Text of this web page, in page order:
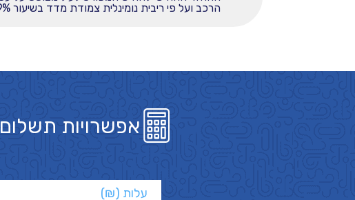
הרכב ועל פי ריבית נומינלית צמודת מדד בשיעור 9.9%
אפשרויות תשלום
עלות (₪)